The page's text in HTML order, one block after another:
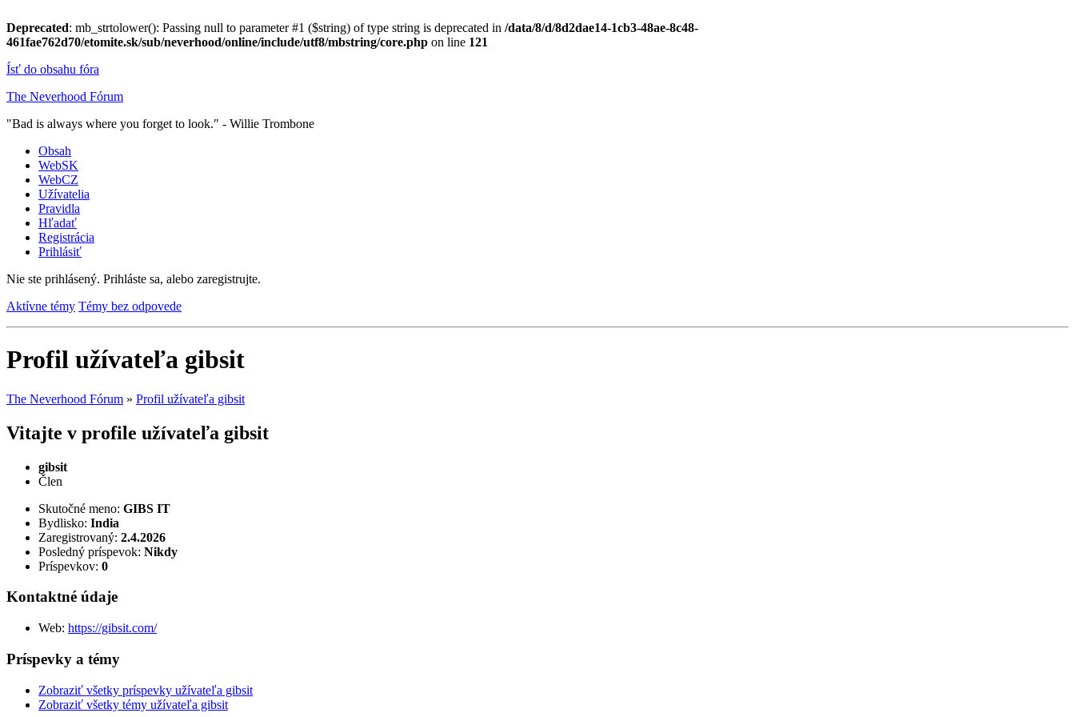
Deprecated: mb_strtolower(): Passing null to parameter #1 ($string) of type string is deprecated in /data/8/d/8d2dae14-1cb3-48ae-8c48-
461fae762d70/etomite.sk/sub/neverhood/online/include/utf8/mbstring/core.php on line 121
Ísť do obsahu fóra
The Neverhood Fórum
"Bad is always where you forget to look." - Willie Trombone
Obsah
WebSK
WebCZ
Užívatelia
Pravidla
Hľadať
Registrácia
Prihlásiť
Nie ste prihlásený. Prihláste sa, alebo zaregistrujte.
Aktívne témy Témy bez odpovede
Profil užívateľa gibsit
The Neverhood Fórum » Profil užívateľa gibsit
Vitajte v profile užívateľa gibsit
gibsit
Člen
Skutočné meno: GIBS IT
Bydlisko: India
Zaregistrovaný: 2.4.2026
Posledný príspevok: Nikdy
Príspevkov: 0
Kontaktné údaje
Web: https://gibsit.com/
Príspevky a témy
Zobraziť všetky príspevky užívateľa gibsit
Zobraziť všetky témy užívateľa gibsit